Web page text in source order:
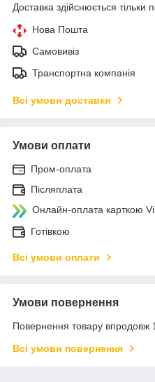
Доставка здійснюється тільки
Нова Пошта
Самовивіз
Транспортна компанія
Всі умови доставки
Умови оплати
Пром-оплата
Післяплата
Онлайн-оплата карткою
Готівкою
Всі умови оплати
Умови повернення
Повернення товару впродовж
Всі умови повернення